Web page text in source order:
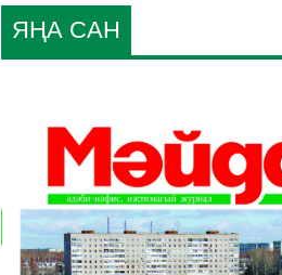
ЯҢА САН